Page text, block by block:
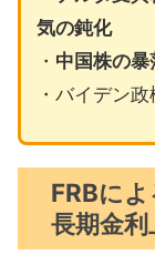
気の鈍化
・ 中国株の暴
・バイデン
FRBに
長期金利